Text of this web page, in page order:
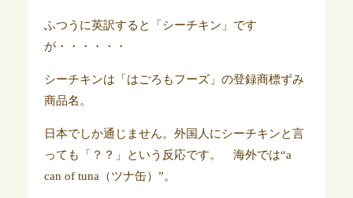
ふつうに英訳すると「シーチキン」です
が・・・・・・
シーチキンは「はごろもフーズ」の登録商標ずみ
商品名。
日本でしか通じません。外国人にシーチキンと言
っても「？？」という反応です。 海外では“a
can of tuna（ツナ缶）”。